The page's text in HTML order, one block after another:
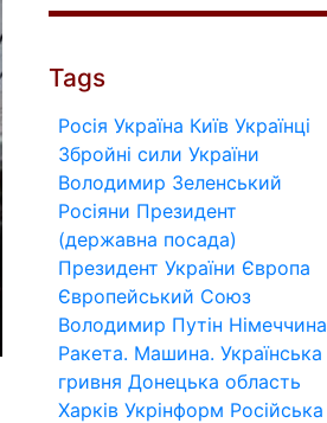
Tags
Росія Україна Київ Українці
Збройні сили України
Володимир Зеленський
Росіяни Президент
(державна посада)
Президент України Європа
Європейський Союз
Володимир Путін Німеччина
Ракета. Машина. Українська
гривня Донецька область
Харків Укрінформ Російська